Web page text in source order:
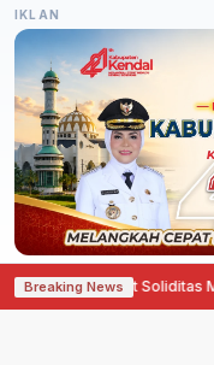
IKLAN
Breaking News
Soliditas Menuju